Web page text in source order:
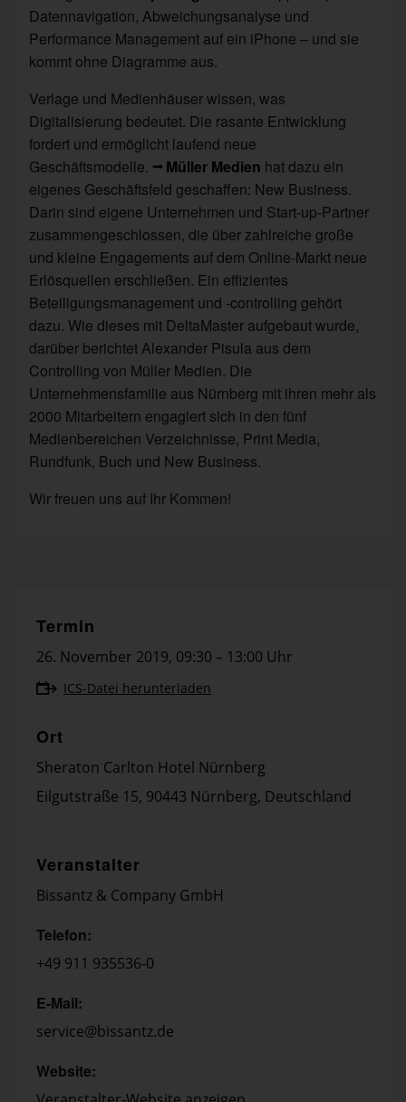
Datennavigation, Abweichungsanalyse und
Performance Management auf ein iPhone – und sie
kommt ohne Diagramme aus.
Verlage und Medienhäuser wissen, was
Digitalisierung bedeutet. Die rasante Entwicklung
fordert und ermöglicht laufend neue
Geschäftsmodelle.
Müller Medien hat dazu ein
eigenes Geschäftsfeld geschaffen: New Business.
Darin sind eigene Unternehmen und Start-up-Partner
zusammengeschlossen, die über zahlreiche große
und kleine Engagements auf dem Online-Markt neue
Erlösquellen erschließen. Ein effizientes
Beteiligungsmanagement und -controlling gehört
dazu. Wie dieses mit DeltaMaster aufgebaut wurde,
darüber berichtet Alexander Pisula aus dem
Controlling von Müller Medien. Die
Unternehmensfamilie aus Nürnberg mit ihren mehr als
2000 Mitarbeitern engagiert sich in den fünf
Medienbereichen Verzeichnisse, Print Media,
Rundfunk, Buch und New Business.
Wir freuen uns auf Ihr Kommen!
Termin
26. November 2019, 09:30 – 13:00 Uhr
ICS-Datei herunterladen
Ort
Sheraton Carlton Hotel Nürnberg
Eilgutstraße 15, 90443 Nürnberg, Deutschland
Veranstalter
Bissantz & Company GmbH
Telefon:
+49 911 935536-0
E-Mail:
service@bissantz.de
Website: